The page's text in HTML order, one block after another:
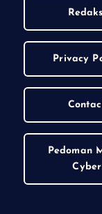
Privacy
Pedoman
Cyber